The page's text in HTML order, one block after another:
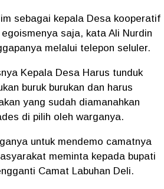
sebagai kepala Desa kooperatif
saja, kata Ali Nurdin
melalui telepon seluler.
Kepala Desa Harus tunduk
buruk burukan dan harus
yang sudah diamanahkan
di pilih oleh warganya.
untuk mendemo camatnya
meminta kepada bupati
Camat Labuhan Deli.